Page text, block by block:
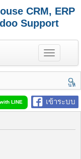
CRM, ERP
Support
T
o
g
e
n
a
v
g
นห
า
เข้าระบบ
LINE